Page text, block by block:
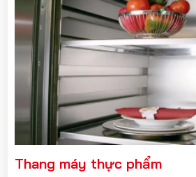
Thang máy thực phẩm